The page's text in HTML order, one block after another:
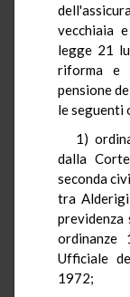
vecchiaia
legge 21
riforma e
pensione
le seguenti
1)
dalla
seconda
tra
ordinanze
Ufficiale
1972;